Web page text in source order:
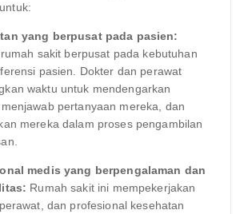
yang berpusat pada pasien:
sakit berpusat pada kebutuhan
pasien. Dokter dan perawat
waktu untuk mendengarkan
pertanyaan mereka, dan
mereka dalam proses pengambilan
medis yang berpengalaman dan
Rumah sakit ini mempekerjakan
dan profesional kesehatan